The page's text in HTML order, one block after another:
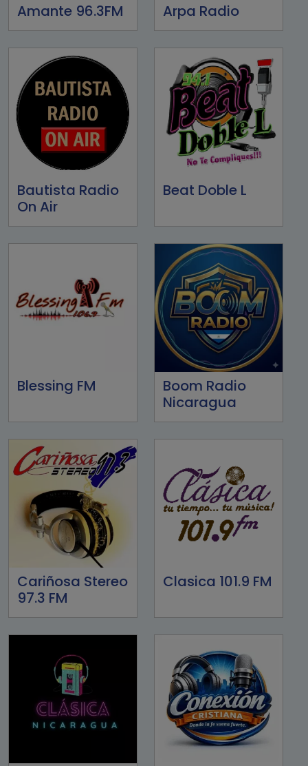
Amante 96.3FM Arpa Radio
Bautista Radio
On Air
Beat Doble L
Blessing FM
Boom Radio
Nicaragua
Cariñosa Stereo
97.3 FM
Clasica 101.9 FM